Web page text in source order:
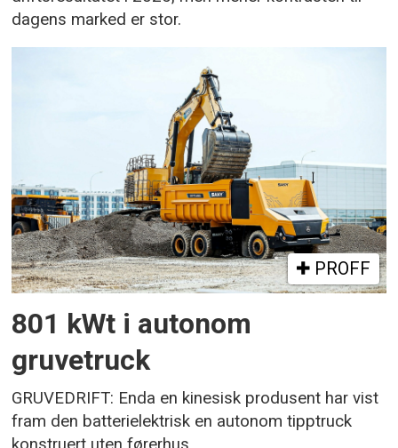
dagens marked er stor.
PROFF
801 kWt i autonom
gruvetruck
GRUVEDRIFT: Enda en kinesisk produsent har vist
fram den batterielektrisk en autonom tipptruck